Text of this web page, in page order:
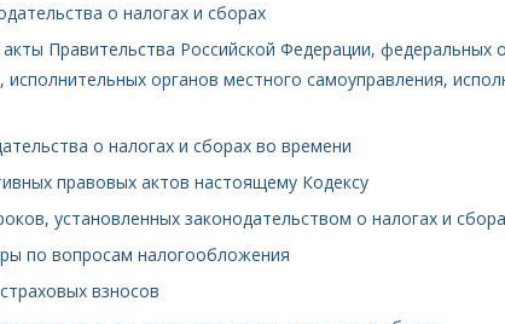
о налогах и сборах
Правительства Российской Федерации, федеральных
органов местного самоуправления,
о налогах и сборах во времени
правовых актов настоящему Кодексу
установленных законодательством о налогах и
по вопросам налогообложения
взносов